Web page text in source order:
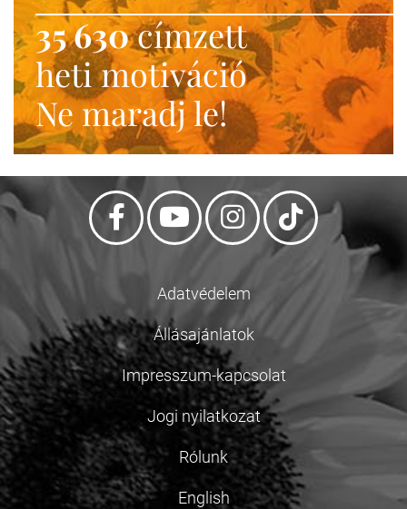
35 630címzett
heti motiváció
Ne maradj le!
Adatvédelem
Állásajánlatok
Impresszum-kapcsolat
Jogi nyilatkozat
Rólunk
English